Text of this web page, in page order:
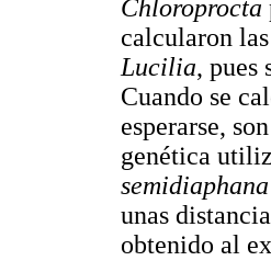
Chloroprocta
calcularon
Lucilia, pues
Cuando se
esperarse,
genética
semidiaphana
unas
obtenido al